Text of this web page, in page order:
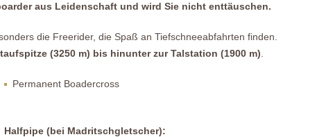
aus Leidenschaft und wird Sie nicht enttäuschen.
die Freerider, die Spaß an Tiefschneeabfahrten finden.
(3250 m) bis hinunter zur Talstation (1900 m)
Permanent Boadercross
Halfpipe (bei Madritschgletscher):